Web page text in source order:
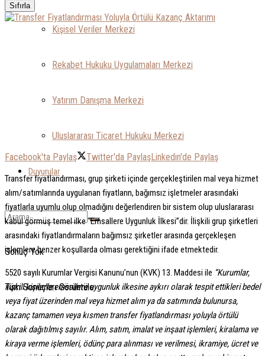
Kişisel Veriler Merkezi
Rekabet Hukuku Uygulamaları Merkezi
Yatırım Danışma Merkezi
Uluslararası Ticaret Hukuku Merkezi
Duyurular
Sonuç Yok
Tüm Sonuçları Görüntüle
Sıfırla
Facebook'ta Paylaş Twitter'da PaylaşLinkedin'de Paylaş
Transfer fiyatlandırması, grup şirketi içinde gerçekleştirilen mal veya hizmet
alım/satımlarında uygulanan fiyatların, bağımsız işletmeler arasındaki
fiyatlarla uyumlu olup olmadığını değerlendiren bir sistem olup uluslararası
kabul görmüş temel ilke “Emsallere Uygunluk İlkesi”dir. İlişkili grup şirketleri
arasındaki fiyatlandırmaların bağımsız şirketler arasında gerçekleşen
işlemlere benzer koşullarda olması gerektiğini ifade etmektedir.
5520 sayılı Kurumlar Vergisi Kanunu’nun (KVK) 13. Maddesi ile “Kurumlar,
ilişkili kişilerle emsallere uygunluk ilkesine aykırı olarak tespit ettikleri bedel
veya fiyat üzerinden mal veya hizmet alım ya da satımında bulunursa,
kazanç tamamen veya kısmen transfer fiyatlandırması yoluyla örtülü
olarak dağıtılmış sayılır. Alım, satım, imalat ve inşaat işlemleri, kiralama ve
kiraya verme işlemleri, ödünç para alınması ve verilmesi, ikramiye, ücret ve